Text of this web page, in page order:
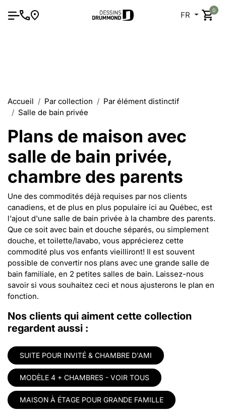
FR
0
Accueil Par collection
Par élément distinctif
Salle de bain privée
Plans de maison avec
salle de bain privée,
chambre des parents
Une des commodités déjà requises par nos clients
canadiens, et de plus en plus populaire ici au Québec, est
l'ajout d'une salle de bain privée à la chambre des parents.
Que ce soit avec bain et douche séparés, ou simplement
douche, et toilette/lavabo, vous apprécierez cette
commodité plus vos enfants vieilliront! Il est souvent
possible de convertir nos plans avec une grande salle de
bain familiale, en 2 petites salles de bain. Laissez-nous
savoir si vous souhaitez ceci et nous ajusterons le plan en
fonction.
Nos clients qui aiment cette collection
regardent aussi :
SUITE POUR INVITÉ & CHAMBRE D'AMI
MODÈLE 4 + CHAMBRES - VOIR TOUS
MAISON À ÉTAGE POUR GRANDE FAMILLE